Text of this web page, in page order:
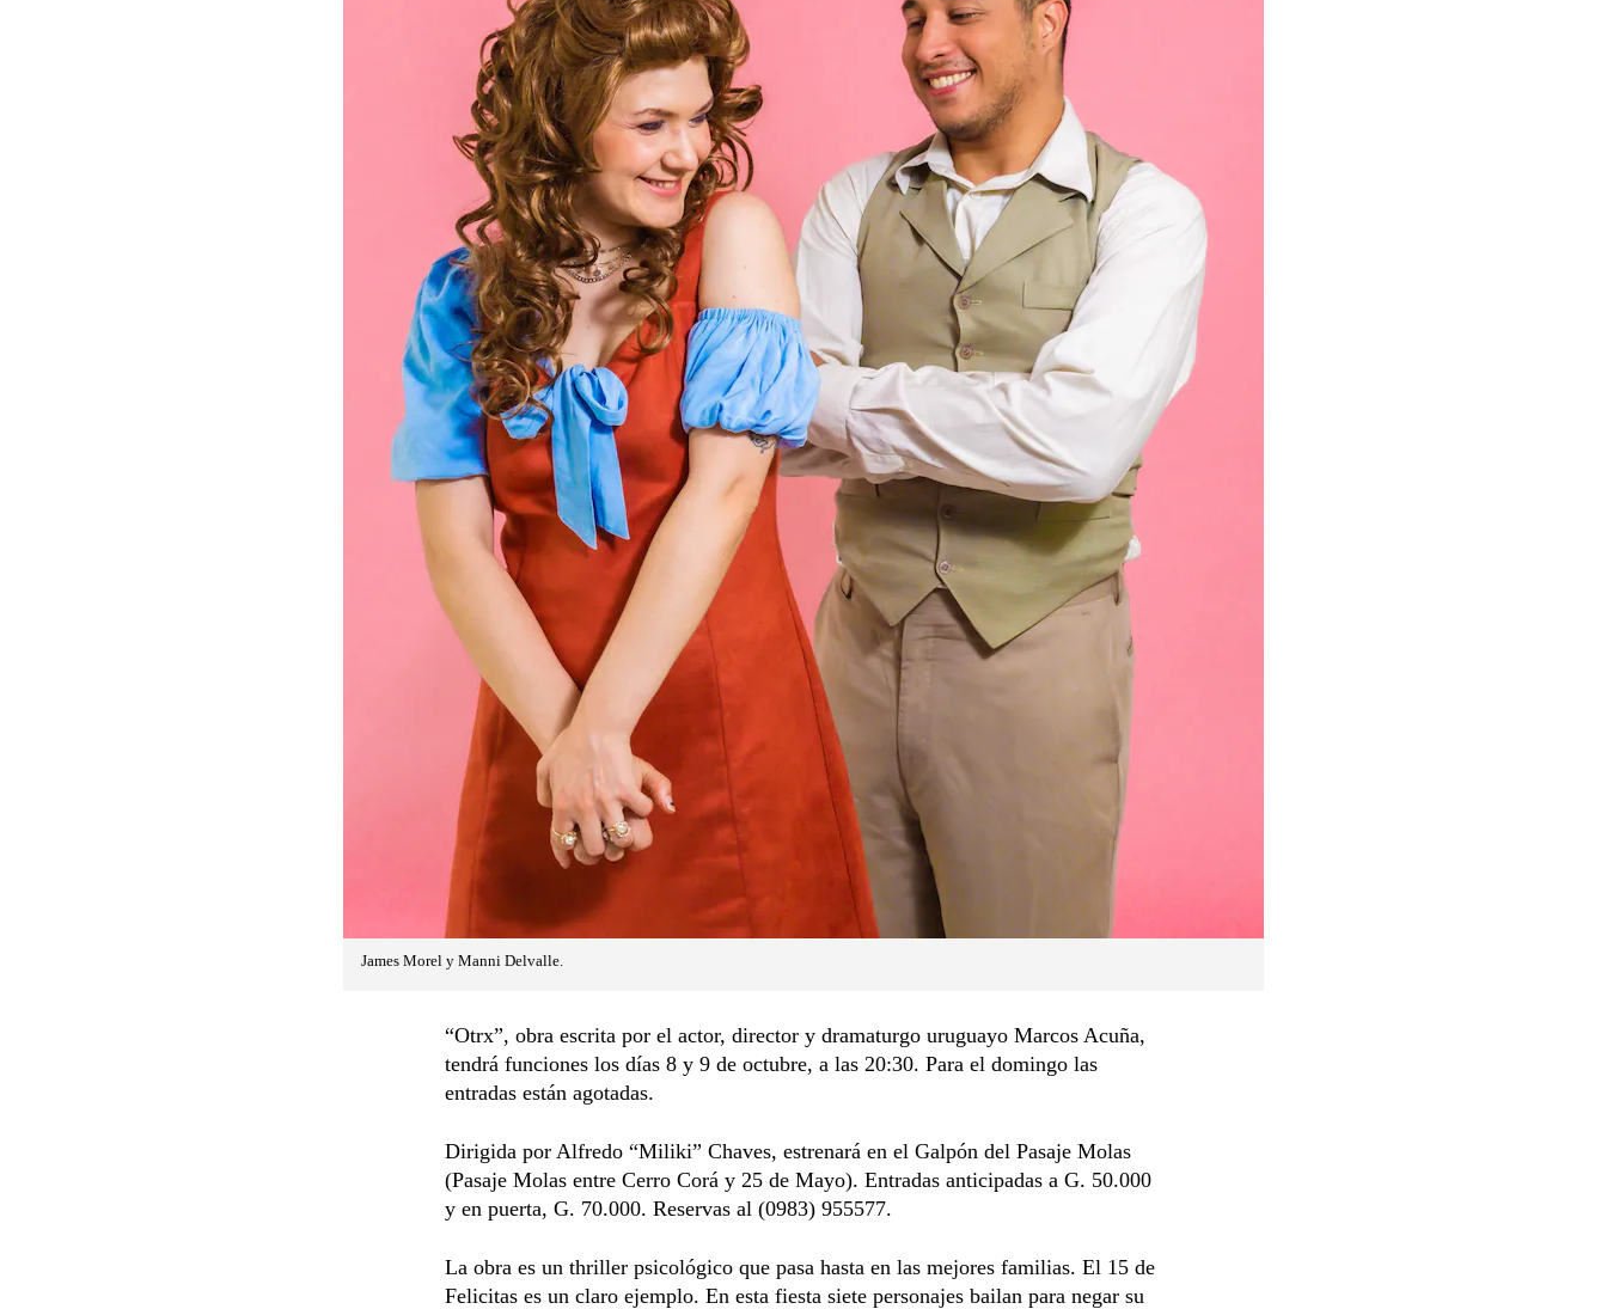
James Morel y Manni Delvalle.
“Otrx”, obra escrita por el actor, director y dramaturgo uruguayo Marcos Acuña,
tendrá funciones los días 8 y 9 de octubre, a las 20:30. Para el domingo las
entradas están agotadas.
Dirigida por Alfredo “Miliki” Chaves, estrenará en el Galpón del Pasaje Molas
(Pasaje Molas entre Cerro Corá y 25 de Mayo). Entradas anticipadas a G. 50.000
y en puerta, G. 70.000. Reservas al (0983) 955577.
La obra es un thriller psicológico que pasa hasta en las mejores familias. El 15 de
Felicitas es un claro ejemplo. En esta fiesta siete personajes bailan para negar su